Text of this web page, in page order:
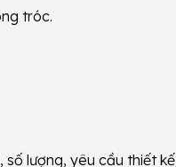
tróc.
lượng, yêu cầu thiết